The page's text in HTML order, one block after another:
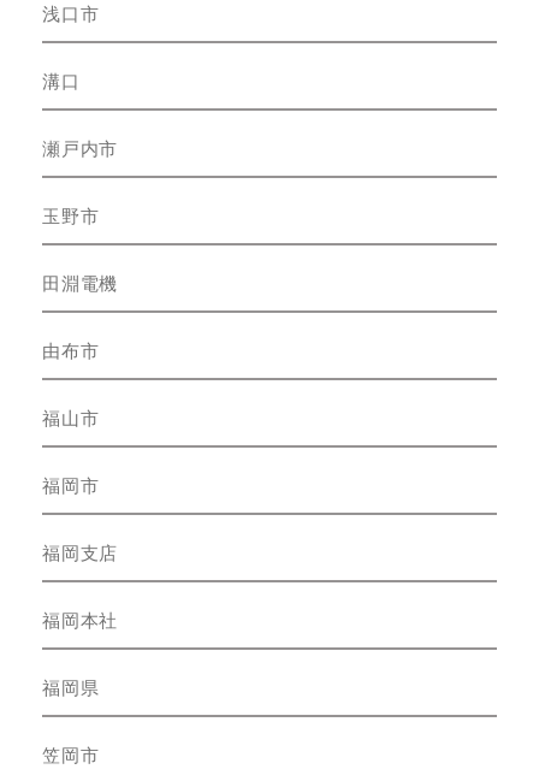
浅口市
溝口
瀬戸内市
玉野市
田淵電機
由布市
福山市
福岡市
福岡支店
福岡本社
福岡県
笠岡市